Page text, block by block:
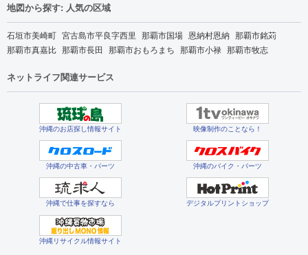
地図から探す: 人気の区域
石垣市美崎町 宮古島市平良字西里 那覇市国場 恩納村恩納 那覇市銘苅
那覇市真嘉比 那覇市長田 那覇市おもろまち 那覇市小禄 那覇市牧志
ネットライフ関連サービス
沖縄のお店探し情報サイト 映像制作のことなら！
沖縄の中古車・パーツ 沖縄のバイク・パーツ
沖縄で仕事を探すなら デジタルプリントショップ
沖縄リサイクル情報サイト